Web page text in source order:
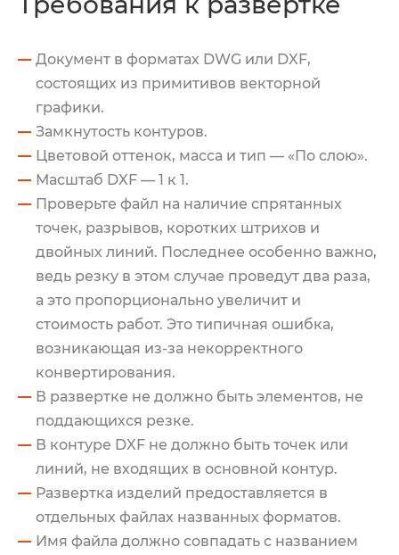
Документ в форматах DWG или DXF,
состоящих из примитивов векторной
графики.
Замкнутость контуров.
Цветовой оттенок, масса и тип — «По слою».
Масштаб DXF — 1 к 1.
Проверьте файл на наличие спрятанных
точек, разрывов, коротких штрихов и
двойных линий. Последнее особенно важно,
ведь резку в этом случае проведут два раза,
а это пропорционально увеличит и
стоимость работ. Это типичная ошибка,
возникающая из-за некорректного
конвертирования.
В развертке не должно быть элементов, не
поддающихся резке.
В контуре DXF не должно быть точек или
линий, не входящих в основной контур.
Развертка изделий предоставляется в
отдельных файлах названных форматов.
Имя файла должно совпадать с названием